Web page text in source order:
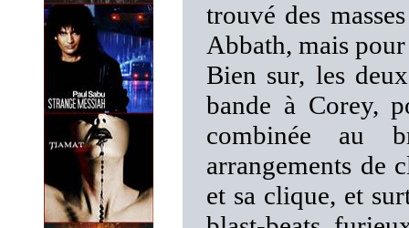
trouvé des
Abbath, mais pour
Bien sur, les
bande à Corey,
combinée au
arrangements de
et sa clique, et